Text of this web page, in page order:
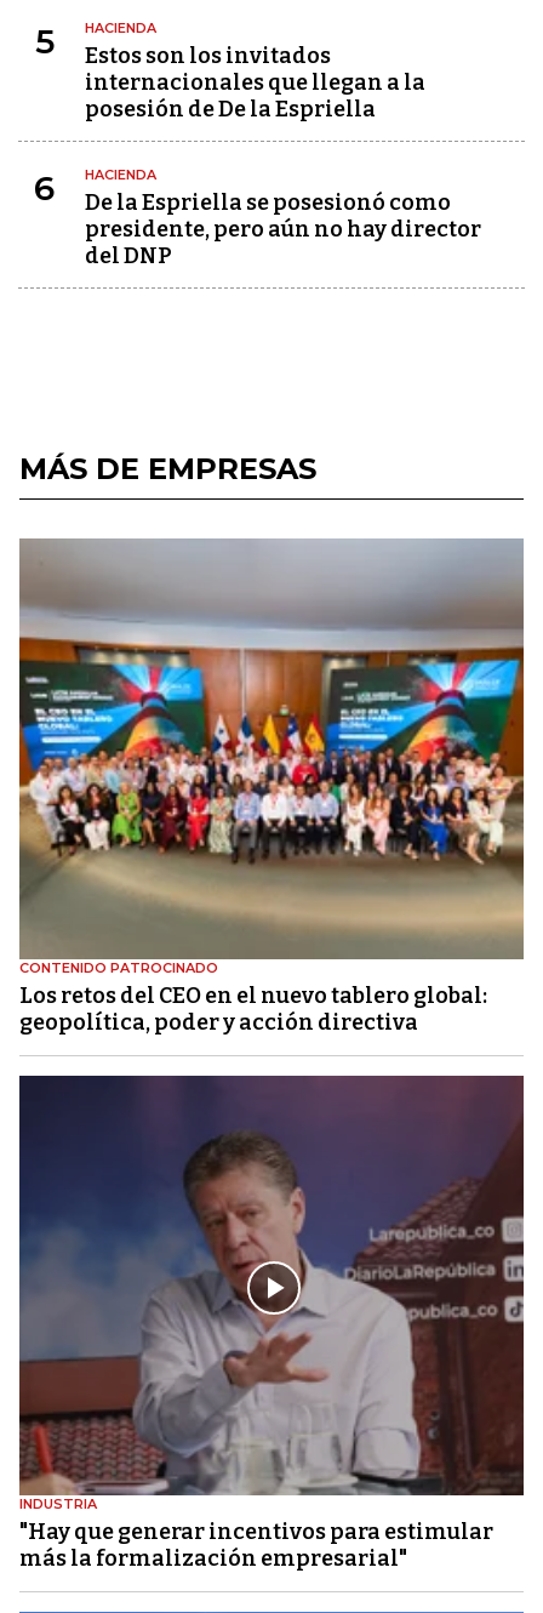
5 HACIENDA
Estos son los invitados
internacionales que llegan a la
posesión de De la Espriella
6 HACIENDA
De la Espriella se posesionó como
presidente, pero aún no hay director
del DNP
MÁS DE EMPRESAS
CONTENIDO PATROCINADO
Los retos del CEO en el nuevo tablero global:
geopolítica, poder y acción directiva
INDUSTRIA
"Hay que generar incentivos para estimular
más la formalización empresarial"